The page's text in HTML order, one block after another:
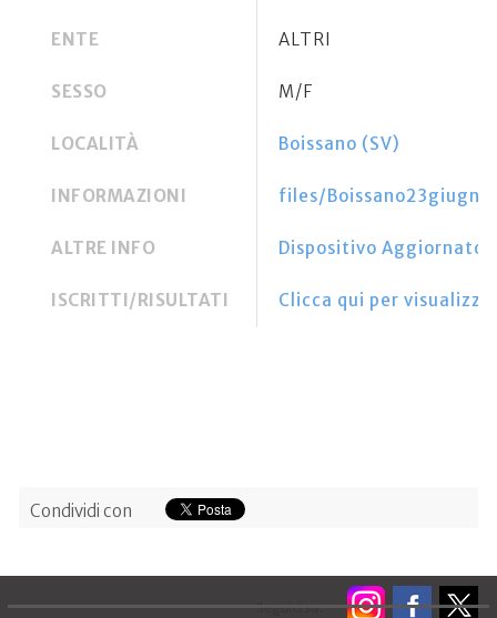
ENTE ALTRI
SESSO M/F
LOCALITÀ Boissano (SV)
INFORMAZIONI files/
ALTRE INFO Dispositivo Aggiornato
ISCRITTI/RISULTATI Clicca qui per
Condividi con
Seguici su: